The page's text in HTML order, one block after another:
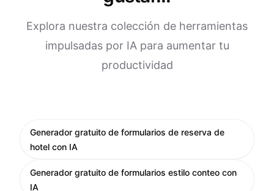
Explora nuestra colección de herramientas
impulsadas por IA para aumentar tu
productividad
Generador gratuito de formularios de reserva de
hotel con IA
Generador gratuito de formularios estilo conteo con
IA